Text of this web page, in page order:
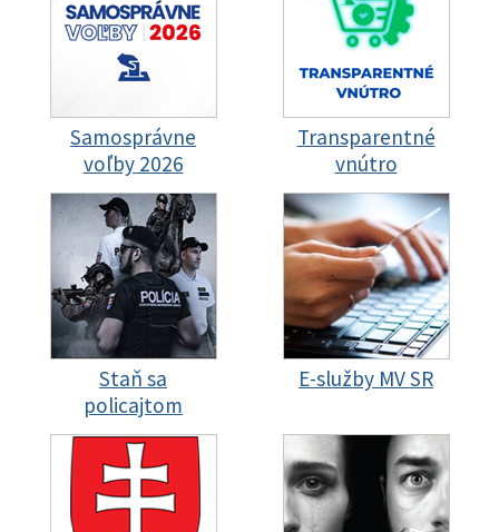
Samosprávne
voľby 2026
Transparentné
vnútro
Staň sa
policajtom
E-služby MV SR